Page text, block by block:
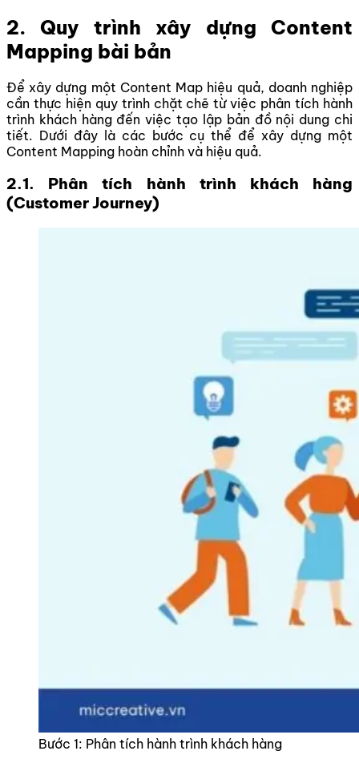
2. Quy trình xây dựng Content
Mapping bài bản
Để xây dựng một Content Map hiệu quả, doanh nghiệp
cần thực hiện quy trình chặt chẽ từ việc phân tích hành
trình khách hàng đến việc tạo lập bản đồ nội dung chi
tiết. Dưới đây là các bước cụ thể để xây dựng một
Content Mapping hoàn chỉnh và hiệu quả.
2.1. Phân tích hành trình khách hàng
(Customer Journey)
Bước 1: Phân tích hành trình khách hàng